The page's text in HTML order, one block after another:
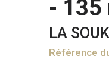
- 135
LA
Référence